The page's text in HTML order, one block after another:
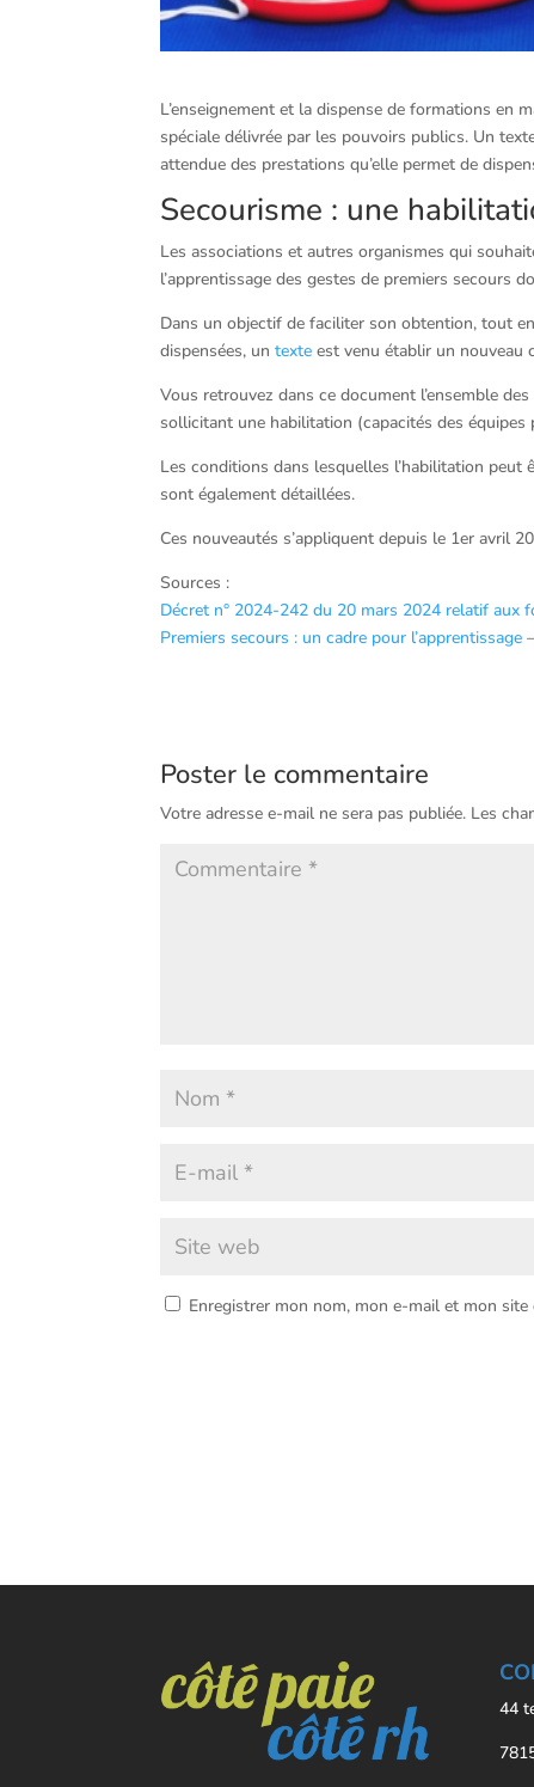
L’enseignement et la dispense de formations en
spéciale délivrée par les pouvoirs publics. Un
attendue des prestations qu’elle permet de
Secourisme : une
Les associations et autres organismes qui
l’apprentissage des gestes de premiers secours
Dans un objectif de faciliter son obtention, tout
dispensées, untexte est venu établir un nouveau
Vous retrouvez dans ce document l’ensemble
sollicitant une habilitation (capacités des
Les conditions dans lesquelles l’habilitation
sont également détaillées.
Ces nouveautés s’appliquent depuis le 1er avril
Sources :
Décret n° 2024-242 du 20 mars 2024 relatif aux
Premiers secours : un cadre pour l’apprentissage
Poster le commentaire
Votre adresse e-mail ne sera pas publiée. Les
Enregistrer mon nom, mon e-mail et mon
44